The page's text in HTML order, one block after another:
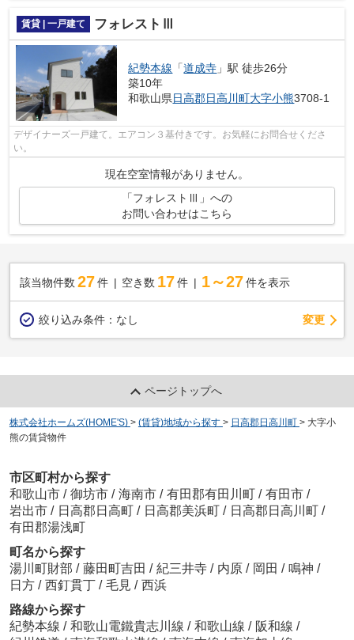
賃貸 | 一戸建て フォレストⅢ
紀勢本線 「道成寺 」駅 徒歩26分
築10年
和歌山県日高郡日高川町大字小熊3708-1
デザイナーズ一戸建て。エアコン３基付きです。お気軽にお問合せくださ
い。
現在空室情報がありません。
「フォレストⅢ」への
お問い合わせはこちら
該当物件数 27件 空き数 17 件 1～27 件を表示
絞り込み条件： なし 変更
ページトップへ
株式会社ホームズ(HOME'S) > (賃貸)地域から探す > 日高郡日高川町 > 大字小
熊の賃貸物件
市区町村から探す
和歌山市 / 御坊市 / 海南市 / 有田郡有田川町 / 有田市 /
岩出市 / 日高郡日高町 / 日高郡美浜町 / 日高郡日高川町 /
有田郡湯浅町
町名から探す
湯川町財部 / 藤田町吉田 / 紀三井寺 / 内原 / 岡田 / 鳴神 /
日方 / 西釘貫丁 / 毛見 / 西浜
路線から探す
紀勢本線 / 和歌山電鐵貴志川線 / 和歌山線 / 阪和線 /